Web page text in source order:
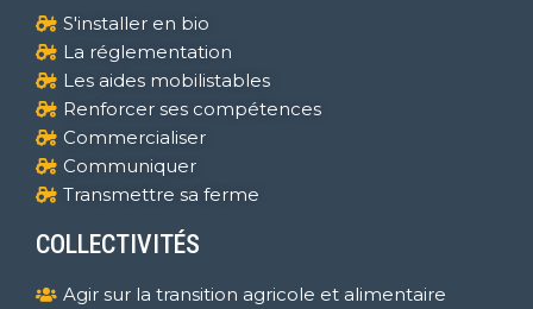
S'installer en bio
La réglementation
Les aides mobilistables
Renforcer ses compétences
Commercialiser
Communiquer
Transmettre sa ferme
COLLECTIVITÉS
Agir sur la transition agricole et alimentaire